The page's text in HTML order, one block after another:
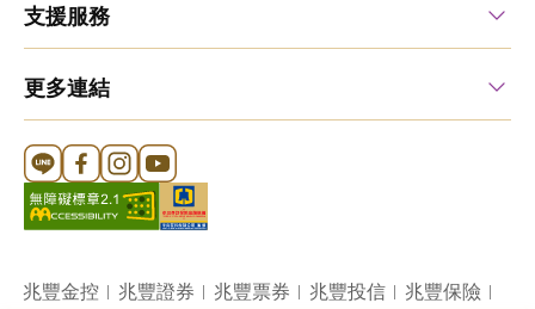
支援服務
更多連結
Line 官方帳號
FB 官方帳號
Instagram 官方帳號
YouTube 官方帳號
兆豐金控 兆豐證券 兆豐票券 兆豐投信
兆豐保險